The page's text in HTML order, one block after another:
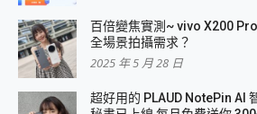
百倍變焦實測~ vivo X200
全場景拍攝需求？
2025 年 5 月 28 日
超好用的 PLAUD NotePin AI